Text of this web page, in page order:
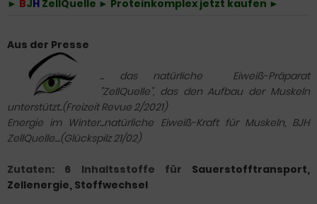
► BJH ZellQuelle ► Proteinkomplex jetzt kaufen ►
Aus der Presse
... das natürliche Eiweiß-Präparat
"ZellQuelle", das den Aufbau der Muskeln
unterstützt..(Freizeit Revue 2/2021)
Energie im Winter...natürliche Eiweiß-Kraft für Muskeln, BJH
ZellQuelle....(Glückspilz 21/02)
Zutaten: 6 Inhaltsstoffe für Sauerstofftransport,
Zellenergie, Stoffwechsel